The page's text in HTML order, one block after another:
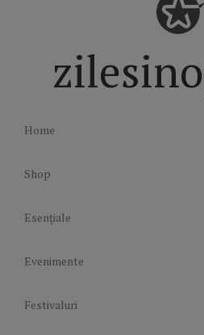
Home
Shop
Esențiale
Evenimente
Festivaluri